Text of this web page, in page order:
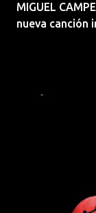
MIGUEL
nueva canción